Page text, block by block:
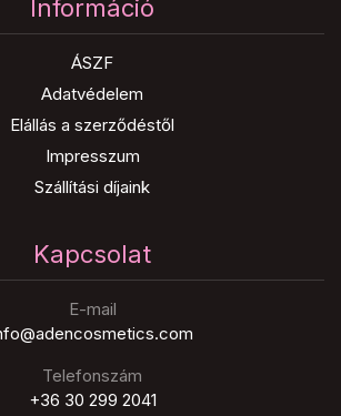
Információ
ÁSZF
Adatvédelem
Elállás a szerződéstől
Impresszum
Szállítási díjaink
Kapcsolat
E-mail
Telefonszám
+36 30 299 2041